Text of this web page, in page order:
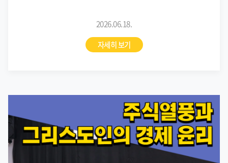
2026.06.18.
자세히 보기